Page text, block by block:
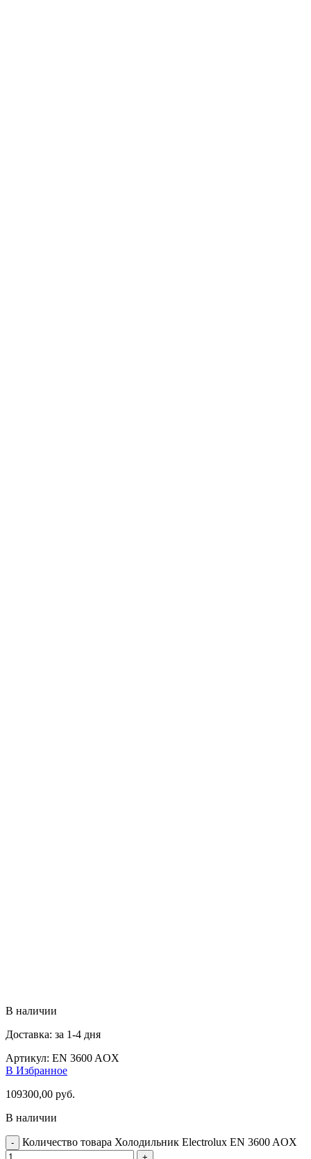
В наличии
Доставка: за 1-4 дня
Артикул: EN 3600 AOX
В Избранное
109300,00 руб.
В наличии
Количество товара Холодильник Electrolux EN 3600 AOX